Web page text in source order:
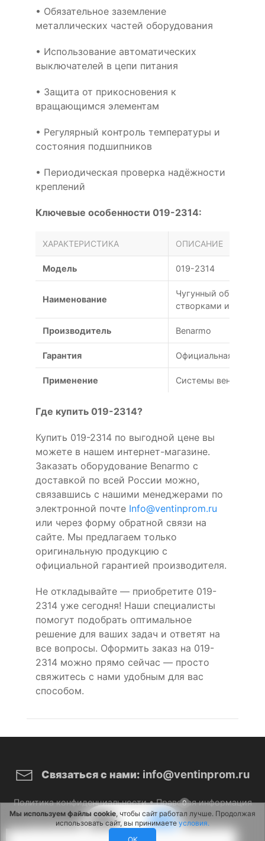
0
• Обязательное заземление
металлических частей оборудования
• Использование автоматических
выключателей в цепи питания
• Защита от прикосновения к
вращающимся элементам
• Регулярный контроль температуры и
состояния подшипников
• Периодическая проверка надёжности
креплений
Ключевые особенности 019-2314:
ХАРАКТЕРИСТИКА ОПИСАНИЕ
Модель 019-2314
Наименование
Чугунный обратный
створками из чугуна
Производитель Benarmo
Гарантия Официальная
Применение Системы
Где купить 019-2314?
Купить 019-2314 по выгодной цене вы
можете в нашем интернет-магазине.
Заказать оборудование Benarmo с
доставкой по всей России можно,
связавшись с нашими менеджерами по
электронной почте Info@ventinprom.ru
или через форму обратной связи на
сайте. Мы предлагаем только
оригинальную продукцию с
официальной гарантией производителя.
Не откладывайте — приобретите 019-
2314 уже сегодня! Наши специалисты
помогут подобрать оптимальное
решение для ваших задач и ответят на
все вопросы. Оформить заказ на 019-
2314 можно прямо сейчас — просто
свяжитесь с нами удобным для вас
способом.
Связаться с нами: info@ventinprom.ru
Политика конфиденциальности•Правовая информация
© 2026 ВентИнПром. Все права защищены.
Мы используем файлы cookie, чтобы сайт работал лучше. Продолжая
использовать сайт, вы принимаете условия.